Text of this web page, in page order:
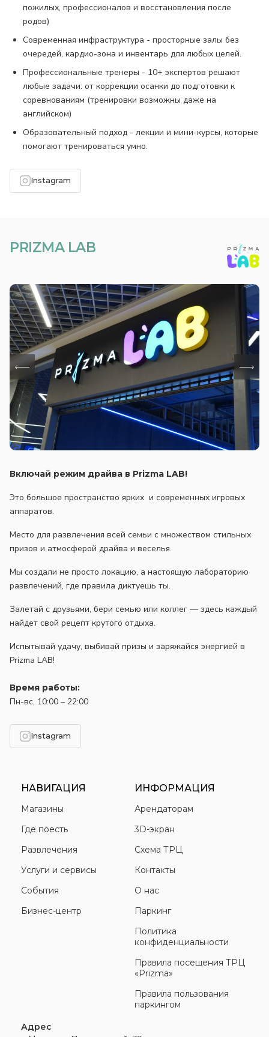
пожилых, профессионалов и восстановления после
родов)
Современная инфраструктура - просторные залы без
очередей, кардио-зона и инвентарь для любых целей.
Профессиональные тренеры - 10+ экспертов решают
любые задачи: от коррекции осанки до подготовки к
соревнованиям (тренировки возможны даже на
английском)
Образовательный подход - лекции и мини-курсы, которые
помогают тренироваться умно.
Instagram
PRIZMA LAB
Включай режим драйва в Prizma LAB!
Это большое пространство ярких и современных игровых
аппаратов.
Место для развлечения всей семьи с множеством стильных
призов и атмосферой драйва и веселья.
Мы создали не просто локацию, а настоящую лабораторию
развлечений, где правила диктуешь ты.
Залетай с друзьями, бери семью или коллег — здесь каждый
найдет свой рецепт крутого отдыха.
Испытывай удачу, выбивай призы и заряжайся энергией в
Prizma LAB!
Время работы:
Пн-вс, 10:00 – 22:00
Instagram
НАВИГАЦИЯ
Магазины
Где поесть
Развлечения
Услуги и сервисы
События
Бизнес-центр
ИНФОРМАЦИЯ
Арендаторам
3D-экран
Схема ТРЦ
Контакты
О нас
Паркинг
Политика
конфиденциальности
Правила посещения ТРЦ
«Prizma»
Правила пользования
паркингом
Адрес